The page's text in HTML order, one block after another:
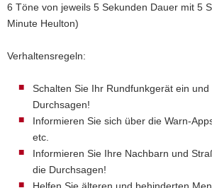
6 Töne von jeweils 5 Sekunden Dauer mit 5
Minute Heulton)
Verhaltensregeln:
Schalten Sie Ihr Rundfunkgerät ein
Durchsagen!
Informieren Sie sich über die Warn-
etc.
Informieren Sie Ihre Nachbarn und
die Durchsagen!
Helfen Sie älteren und behinderten